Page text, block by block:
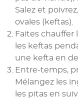
Salez et
ovales (keftas).
Faites chauffer
les keftas
une kefta en
Entre-temps,
Mélangez les
les pitas en